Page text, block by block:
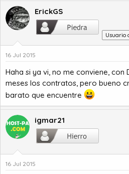
ErickGS
Usuario
16 Jul 2015
Haha si ya vi, no me conviene, con
meses los contratos, pero bueno
barato que encuentre
igmar21
16 Jul 2015